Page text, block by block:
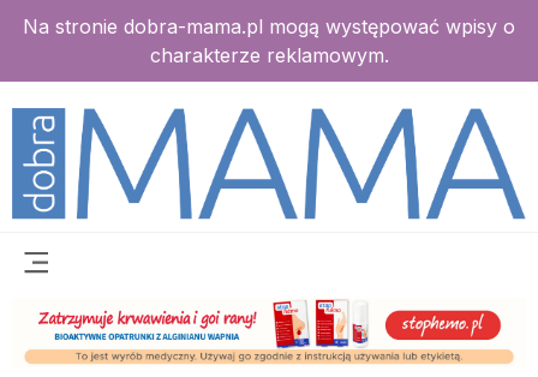
Na stronie dobra-mama.pl mogą występować wpisy o
charakterze reklamowym.